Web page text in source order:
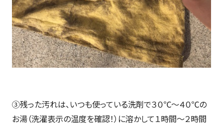
③残った汚れは、いつも使っている洗剤で３０℃～４０℃の
お湯（洗濯表示の温度を確認！）に溶かして１時間～２時間